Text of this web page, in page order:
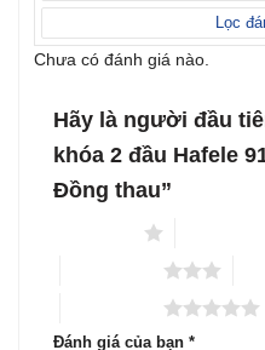
sao
Lọc
Chưa có đánh giá nào.
Hãy là người đầu
khóa 2 đầu Hafele
Đồng thau”
Đánh giá của bạn *